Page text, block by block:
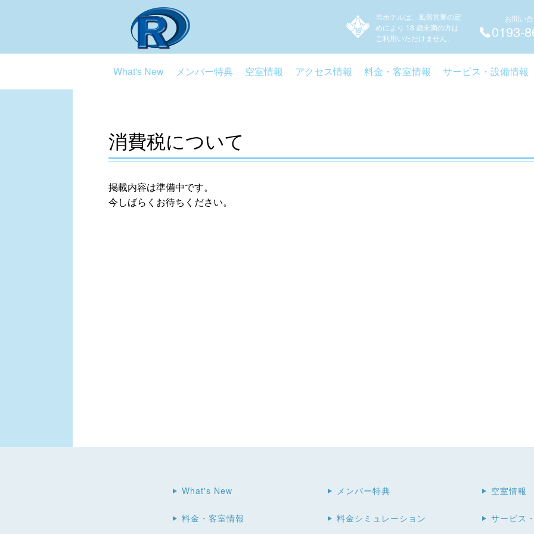
当ホテルは、風俗営業の定
めにより 18 歳未満の方は
ご利用いただけません。
お問い
0193-
What's New メンバー特典 空室情報 アクセス情報 料金・客室情報 サービス・設備情報
消費税について
掲載内容は準備中です。
今しばらくお待ちください。
What's New メンバー特典 空室情報
料金・客室情報 料金シミュレーション サービス